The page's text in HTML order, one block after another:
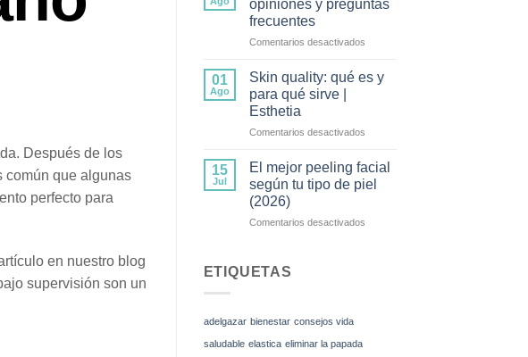
Después de los
común que algunas
perfecto para
en nuestro blog
supervisión son un
mesoterapia
y
funciona
opiniones y preguntas
frecuentes
Comentarios desactivadosen
opiniones
frecuentes
01
Ago
Skin quality: qué es y
para qué sirve |
Esthetia
Comentarios desactivadosen
quality:
qué
es
para
15
Jul
El mejor peeling facial
según tu tipo de piel
(2026)
Comentarios desactivadosen
ETIQUETAS
adelgazar bienestar consejos vida
saludable elastica eliminar la papada